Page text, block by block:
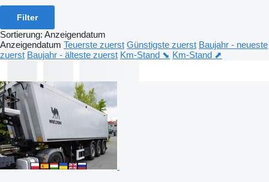
Filter
Sortierung: Anzeigendatum
Anzeigendatum Teuerste zuerst Günstigste zuerst Baujahr - neueste
zuerst Baujahr - älteste zuerst Km-Stand ⬊ Km-Stand ⬈